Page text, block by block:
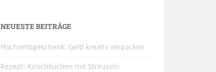
NEUESTE BEITRÄGE
Hochzeitsgeschenk: Geld kreativ verpacken
Rezept: Kirschkuchen mit Streuseln